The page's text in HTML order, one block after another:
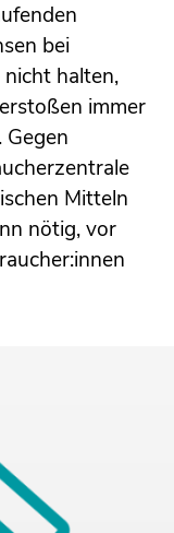
bei
halten,
immer
Mitteln
nötig, vor